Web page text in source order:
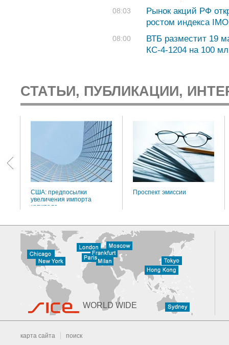
08:03
Рынок акций РФ
ростом индекса
08:00
ВТБ разместит 19
КС-4-1204 на 100
СТАТЬИ, ПУБЛИКАЦИИ,
США: предпосылки
увеличения импорта
капитала
Проспект эмиссии
WORLD WIDE
карта сайта поиск